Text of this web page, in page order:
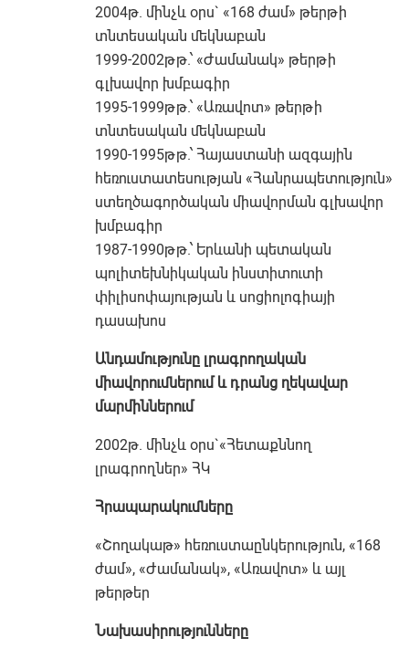
2004թ. մինչև օրս` «168 ժամ» թերթի
տնտեսական մեկնաբան
1999-2002թթ.՝ «Ժամանակ» թերթի
գլխավոր խմբագիր
1995-1999թթ.՝ «Առավոտ» թերթի
տնտեսական մեկնաբան
1990-1995թթ.՝ Հայաստանի ազգային
հեռուստատեսության «Հանրապետություն»
ստեղծագործական միավորման գլխավոր
խմբագիր
1987-1990թթ.՝ Երևանի պետական
պոլիտեխնիկական ինստիտուտի
փիլիսոփայության և սոցիոլոգիայի
դասախոս
Անդամությունը լրագրողական
միավորումներում և դրանց ղեկավար
մարմիններում
2002թ. մինչև օրս`«Հետաքննող
լրագրողներ» ՀԿ
Հրապարակումները
«Շողակաթ» հեռուստաընկերություն, «168
ժամ», «Ժամանակ», «Առավոտ» և այլ
թերթեր
Նախասիրությունները